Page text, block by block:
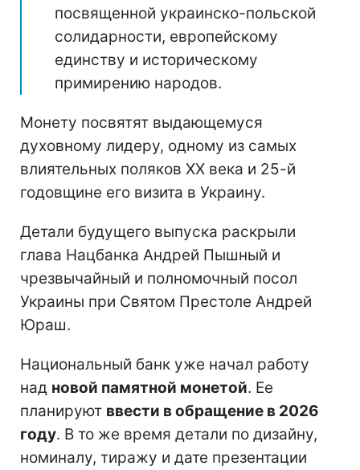
посвященной украинско-польской
солидарности, европейскому
единству и историческому
примирению народов.
Монету посвятят выдающемуся
духовному лидеру, одному из самых
влиятельных поляков ХХ века и 25-й
годовщине его визита в Украину.
Детали будущего выпуска раскрыли
глава Нацбанка Андрей Пышный и
чрезвычайный и полномочный посол
Украины при Святом Престоле Андрей
Юраш.
Национальный банк уже начал работу
над новой памятной монетой. Ее
планируют ввести в обращение в 2026
году. В то же время детали по дизайну,
номиналу, тиражу и дате презентации